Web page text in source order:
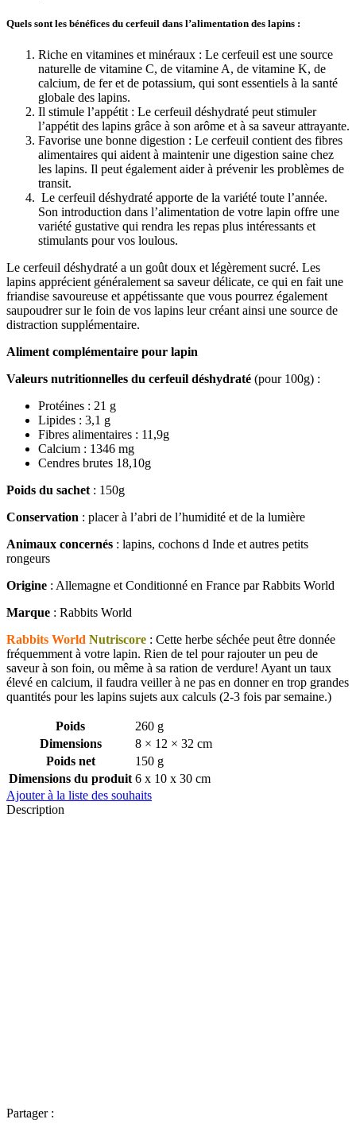
Quels sont les bénéfices du cerfeuil dans l’alimentation des lapins :
Riche en vitamines et minéraux : Le cerfeuil est une source
naturelle de vitamine C, de vitamine A, de vitamine K, de
calcium, de fer et de potassium, qui sont essentiels à la santé
globale des lapins.
Il stimule l’appétit : Le cerfeuil déshydraté peut stimuler
l’appétit des lapins grâce à son arôme et à sa saveur attrayante.
Favorise une bonne digestion : Le cerfeuil contient des fibres
alimentaires qui aident à maintenir une digestion saine chez
les lapins. Il peut également aider à prévenir les problèmes de
transit.
Le cerfeuil déshydraté apporte de la variété toute l’année.
Son introduction dans l’alimentation de votre lapin offre une
variété gustative qui rendra les repas plus intéressants et
stimulants pour vos loulous.
Le cerfeuil déshydraté a un goût doux et légèrement sucré. Les
lapins apprécient généralement sa saveur délicate, ce qui en fait une
friandise savoureuse et appétissante que vous pourrez également
saupoudrer sur le foin de vos lapins leur créant ainsi une source de
distraction supplémentaire.
Aliment complémentaire pour lapin
Valeurs nutritionnelles du cerfeuil déshydraté (pour 100g) :
Protéines : 21 g
Lipides : 3,1 g
Fibres alimentaires : 11,9g
Calcium : 1346 mg
Cendres brutes 18,10g
Poids du sachet : 150g
Conservation : placer à l’abri de l’humidité et de la lumière
Animaux concernés : lapins, cochons d Inde et autres petits
rongeurs
Origine : Allemagne et Conditionné en France par Rabbits World
Marque : Rabbits World
Rabbits World Nutriscore : Cette herbe séchée peut être donnée
fréquemment à votre lapin. Rien de tel pour rajouter un peu de
saveur à son foin, ou même à sa ration de verdure! Ayant un taux
élevé en calcium, il faudra veiller à ne pas en donner en trop grandes
quantités pour les lapins sujets aux calculs (2-3 fois par semaine.)
Poids
260 g
Dimensions
8 × 12 × 32 cm
Poids net
150 g
Dimensions du produit 6 x 10 x 30 cm
Ajouter à la liste des souhaits
Description
Partager :